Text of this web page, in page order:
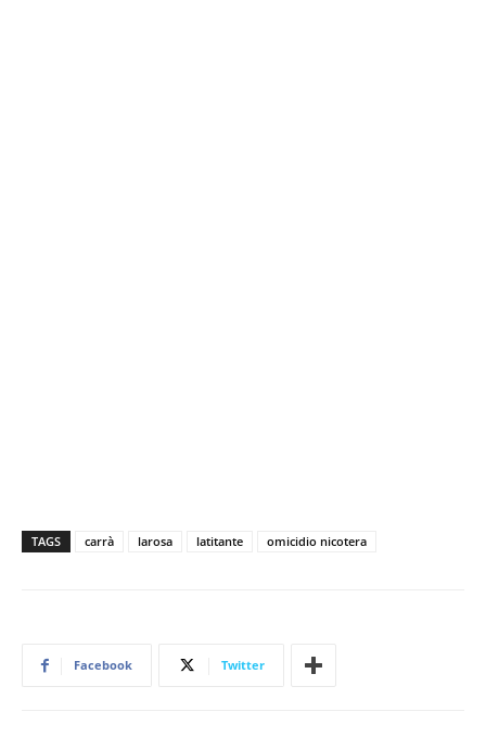
TAGS carrà larosa latitante omicidio nicotera
Facebook Twitter